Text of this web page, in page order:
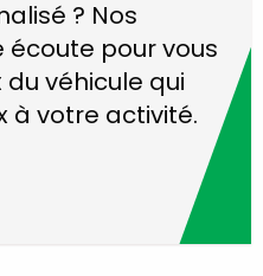
? Nos
pour vous
véhicule qui
à votre activité.